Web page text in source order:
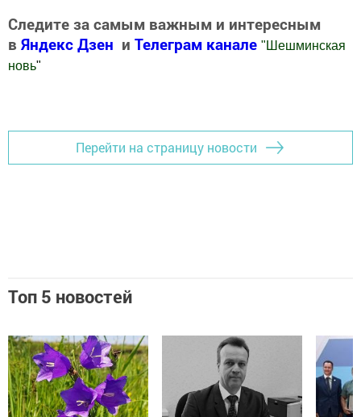
Следите за самым важным и интересным
в Яндекс Дзен и Телеграм канале " Шешминская
новь"
Перейти на страницу новости
Топ 5 новостей